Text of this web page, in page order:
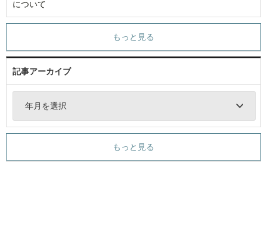
について
もっと見る
記事アーカイブ
年月を選択
もっと見る